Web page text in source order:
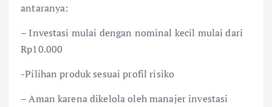
antaranya:
– Investasi mulai dengan nominal kecil mulai dari
Rp10.000
-Pilihan produk sesuai profil risiko
– Aman karena dikelola oleh manajer investasi